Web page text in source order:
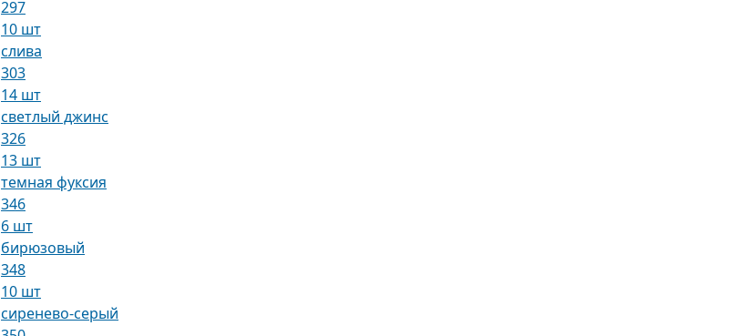
297
10 шт
слива
303
14 шт
светлый джинс
326
13 шт
темная фуксия
346
6 шт
бирюзовый
348
10 шт
сиренево-серый